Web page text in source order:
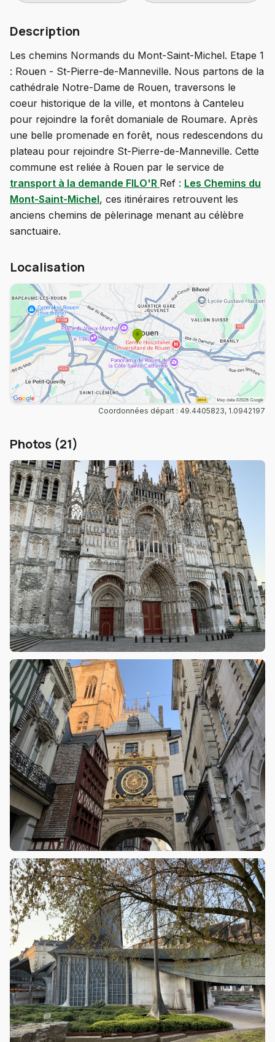
Description
Les chemins Normands du Mont-Saint-Michel. Etape 1
: Rouen - St-Pierre-de-Manneville. Nous partons de la
cathédrale Notre-Dame de Rouen, traversons le
coeur historique de la ville, et montons à Canteleu
pour rejoindre la forêt domaniale de Roumare. Après
une belle promenade en forêt, nous redescendons du
plateau pour rejoindre St-Pierre-de-Manneville. Cette
commune est reliée à Rouen par le service de
transport à la demande FILO'R Ref : Les Chemins du
Mont-Saint-Michel, ces itinéraires retrouvent les
anciens chemins de pèlerinage menant au célèbre
sanctuaire.
Localisation
Coordonnées départ : 49.4405823, 1.0942197
Photos (21)